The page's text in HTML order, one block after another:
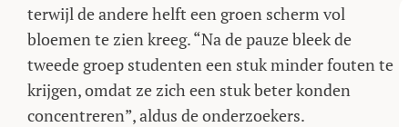
terwijl de andere helft een groen scherm vol
bloemen te zien kreeg. “Na de pauze bleek de
tweede groep studenten een stuk minder fouten te
krijgen, omdat ze zich een stuk beter konden
concentreren”, aldus de onderzoekers.